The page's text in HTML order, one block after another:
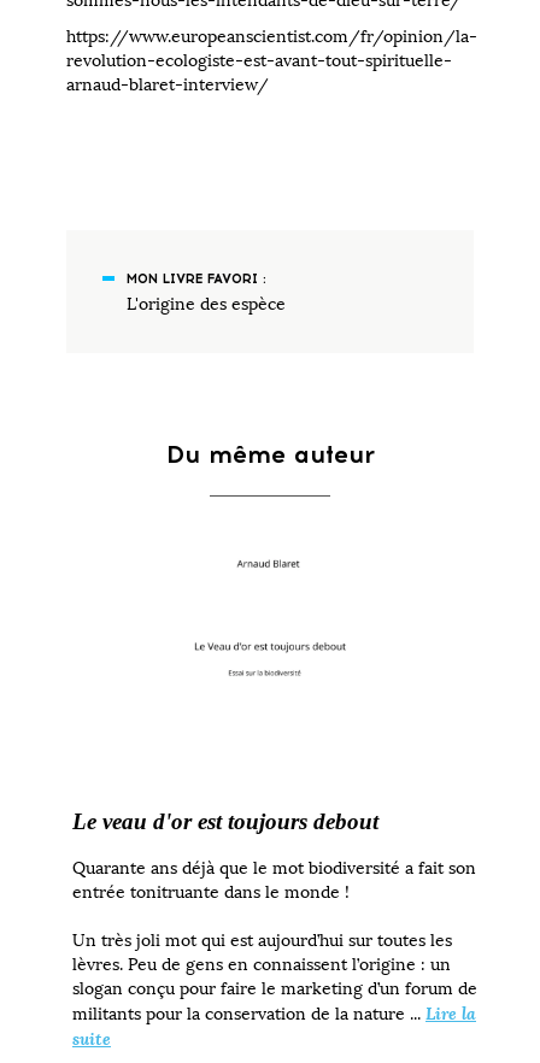
https://www.europeanscientist.com/fr/opinion/la-
revolution-ecologiste-est-avant-tout-spirituelle-
arnaud-blaret-interview/
MON LIVRE FAVORI :
L'origine des espèce
Du même auteur
Le veau d'or est toujours debout
Quarante ans déjà que le mot biodiversité a fait son
entrée tonitruante dans le monde !
Un très joli mot qui est aujourd’hui sur toutes les
lèvres. Peu de gens en connaissent l’origine : un
slogan conçu pour faire le marketing d’un forum de
militants pour la conservation de la nature ... Lire la
suite